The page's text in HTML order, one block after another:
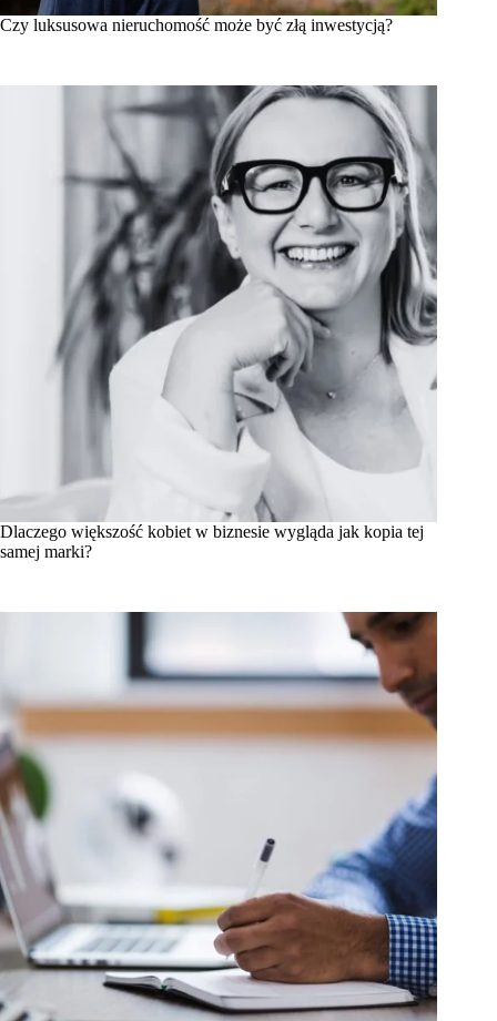
Czy luksusowa nieruchomość może być złą inwestycją?
Dlaczego większość kobiet w biznesie wygląda jak kopia tej
samej marki?